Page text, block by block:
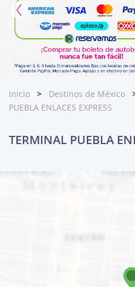
Inicio Destinos de México
PUEBLA ENLACES EXPRESS
TERMINAL PUEBLA